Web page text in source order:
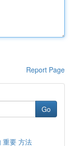
Report Page
Go
重要 方法